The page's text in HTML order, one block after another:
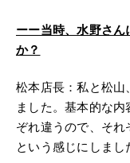
ーー当時、水野さ
か？
松本店長：私と松山
ました。基本的な
ぞれ違うので、それ
という感じにしまし